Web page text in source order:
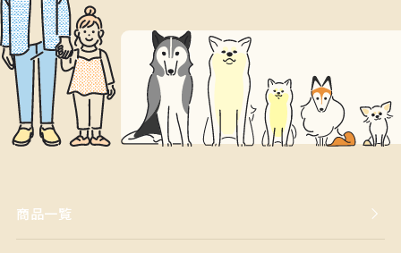
商品一覧